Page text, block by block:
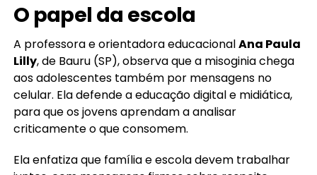
O papel da escola
A professora e orientadora educacionalAna Paula
Lilly, de Bauru (SP), observa que a misoginia chega
aos adolescentes também por mensagens no
celular. Ela defende a educação digital e midiática,
para que os jovens aprendam a analisar
criticamente o que consomem.
Ela enfatiza que família e escola devem trabalhar